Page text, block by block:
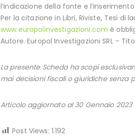
l’indicazione della fonte e
Per la citazione in Libri, Riviste, Tesi
www.europolinvestigazioni.com è
Autore. Europol Investigazioni SRL –
La presente Scheda ha scopi
mai decisioni fiscali o giuridiche
Articolo aggiornato al 30 Gennaio 2023
Post Views: 1.192